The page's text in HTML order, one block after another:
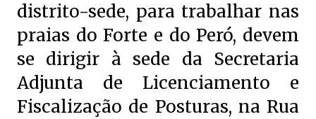
distrito-sede, para trabalhar nas
praias do Forte e do Peró, devem
se dirigir à sede da Secretaria
Adjunta de Licenciamento e
Fiscalização de Posturas, na Rua